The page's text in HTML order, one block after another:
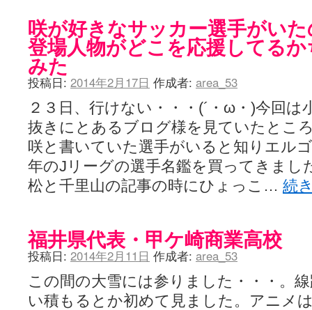
咲が好きなサッカー選手がい
登場人物がどこを応援してる
みた
投稿日: 2014年2月17日 作成者: area_53
２３日、行けない・・・(´・ω・)今回は
抜きにとあるブログ様を見ていたとこ
咲と書いていた選手がいると知りエル
年のJリーグの選手名鑑を買ってきまし
松と千里山の記事の時にひょっこ… 続
福井県代表・甲ケ崎商業高校
投稿日: 2014年2月11日 作成者: area_53
この間の大雪には参りました・・・。
い積もるとか初めて見ました。アニメ